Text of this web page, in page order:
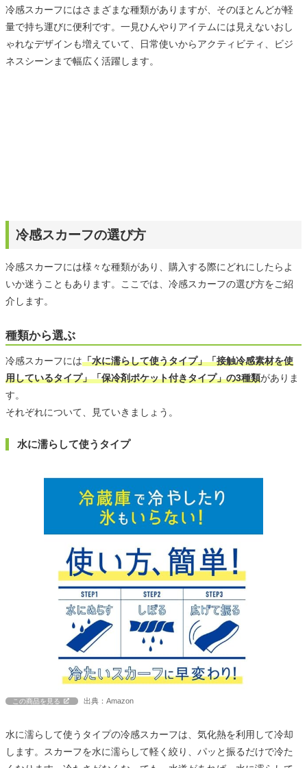
冷感スカーフにはさまざまな種類がありますが、そのほとんどが軽
量で持ち運びに便利です。一見ひんやりアイテムには見えないおし
ゃれなデザインも増えていて、日常使いからアクティビティ、ビジ
ネスシーンまで幅広く活躍します。
冷感スカーフの選び方
冷感スカーフには様々な種類があり、購入する際にどれにしたらよ
いか迷うこともあります。ここでは、冷感スカーフの選び方をご紹
介します。
種類から選ぶ
冷感スカーフには「水に濡らして使うタイプ」「接触冷感素材を使
用しているタイプ」「保冷剤ポケット付きタイプ」の3種類がありま
す。
それぞれについて、見ていきましょう。
水に濡らして使うタイプ
この商品を見る 出典：Amazon
水に濡らして使うタイプの冷感スカーフは、気化熱を利用して冷却
します。スカーフを水に濡らして軽く絞り、パッと振るだけで冷た